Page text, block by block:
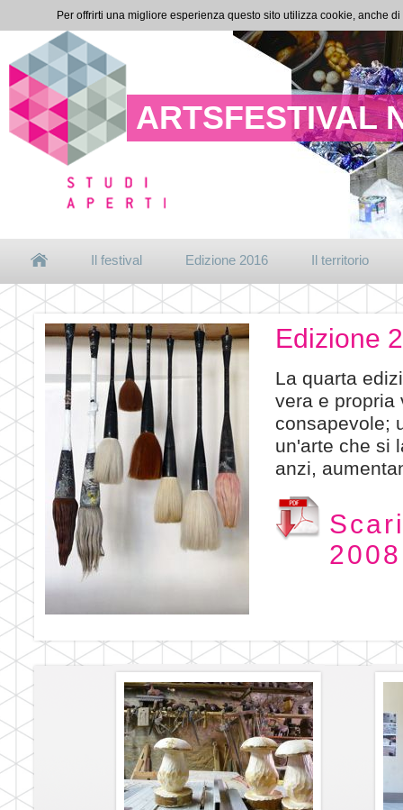
ARTSFESTIVAL
Il festival Edizione 2016 Il territorio
Edizione
La quarta
vera e propria
consapevole;
un'arte che si
anzi,
Per offrirti una migliore esperienza questo sito utilizza cookie, anche